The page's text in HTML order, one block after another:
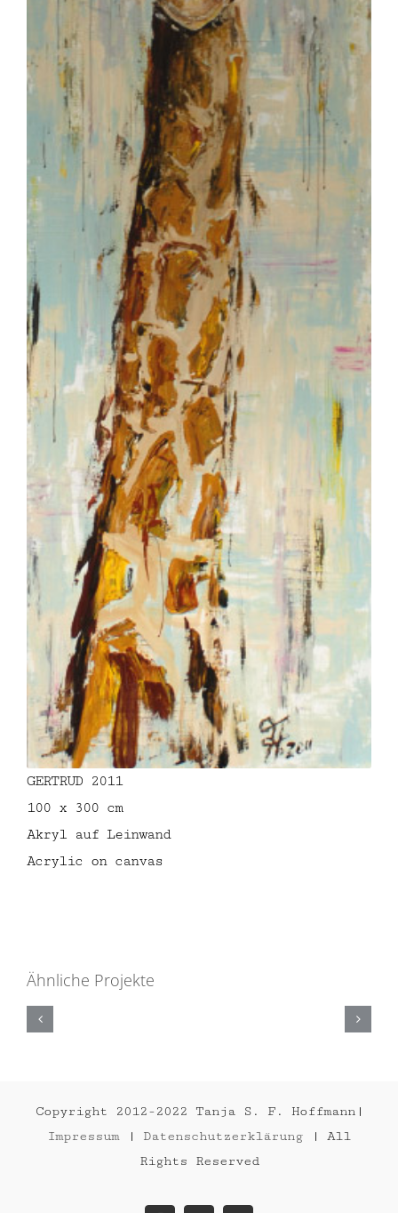
GERTRUD 2011
100 x 300 cm
Akryl auf Leinwand
Acrylic on canvas
Ähnliche Projekte
Copyright 2012-2022 Tanja S. F. Hoffmann|
Impressum| Datenschutzerklärung | All
Rights Reserved